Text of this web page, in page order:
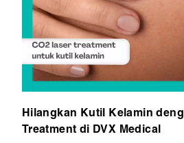
Hilangkan Kutil Kelamin
Treatment di DVX Medical